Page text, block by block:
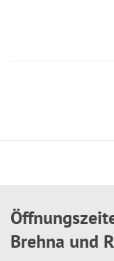
Brehna und